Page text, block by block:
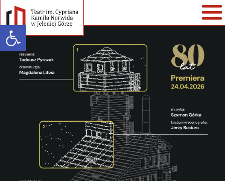
Open toolbar